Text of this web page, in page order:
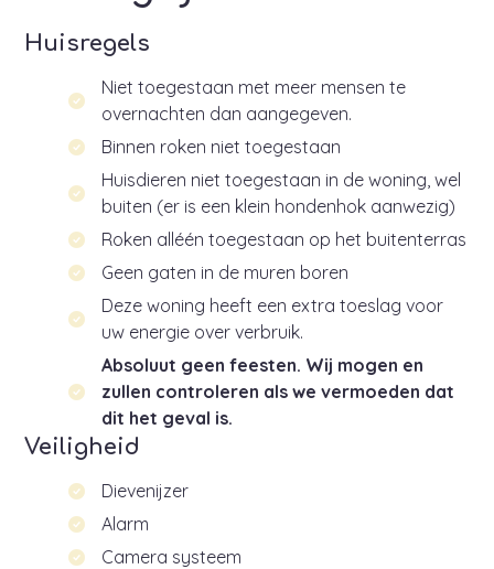
Huisregels
Niet toegestaan met meer mensen te
overnachten dan aangegeven.
Binnen roken niet toegestaan
Huisdieren niet toegestaan in de woning, wel
buiten (er is een klein hondenhok aanwezig)
Roken alléén toegestaan op het buitenterras
Geen gaten in de muren boren
Deze woning heeft een extra toeslag voor
uw energie over verbruik.
Absoluut geen feesten. Wij mogen en
zullen controleren als we vermoeden dat
dit het geval is.
Veiligheid
Dievenijzer
Alarm
Camera systeem